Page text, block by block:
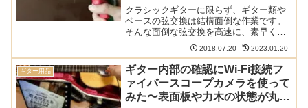
す
クラシックギターに限らず、ギター類や
ベースの弦交換は結構面倒な作業です。
そんな面倒な弦交換を高速に、素早く、
楽にできる電動のペグワインダーを試し
てみました。ただし、専用品ではなく普
通の電動ドリルとの組み合わせです。実
際に動かしている動画もア...
2018.07.20 2023.01.20
ギター用品
ギター内部の確認にWi-Fi接続フ
ァイバースコープカメラを使って
みた〜表面板や力木の状態が丸わ